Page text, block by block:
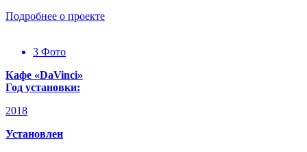
Подробнее о проекте
3 Фото
Кафе «DaVinci»
Год установки:
2018
Установлен